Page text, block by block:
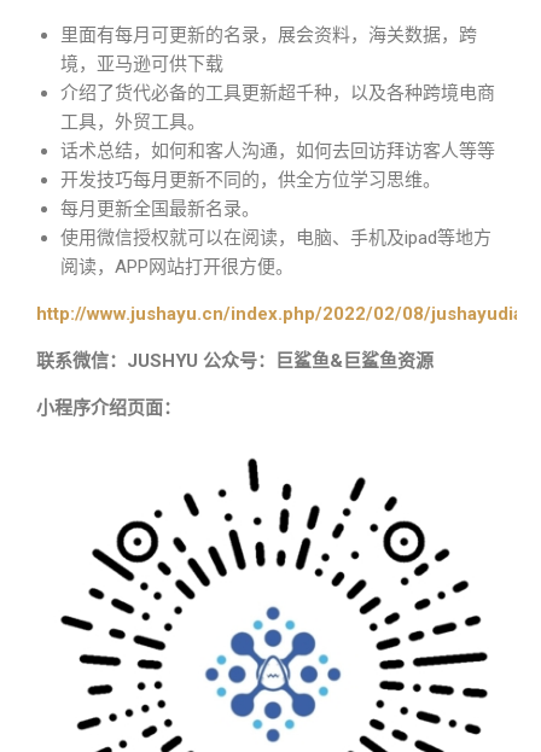
里面有每月可更新的名录，展会资料，海关数据，跨
境，亚马逊可供下载
介绍了货代必备的工具更新超千种，以及各种跨境电商
工具，外贸工具。
话术总结，如何和客人沟通，如何去回访拜访客人等等
开发技巧每月更新不同的，供全方位学习思维。
每月更新全国最新名录。
使用微信授权就可以在阅读，电脑、手机及ipad等地方
阅读，APP网站打开很方便。
http://www.jushayu.cn/index.php/2022/02/08/
联系微信：JUSHYU 公众号：巨鲨鱼&巨鲨鱼资源
小程序介绍页面：